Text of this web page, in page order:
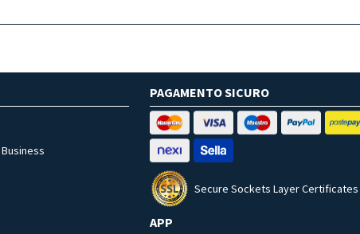
PAGAMENTO SICURO
Secure Sockets Layer Certificates
APP